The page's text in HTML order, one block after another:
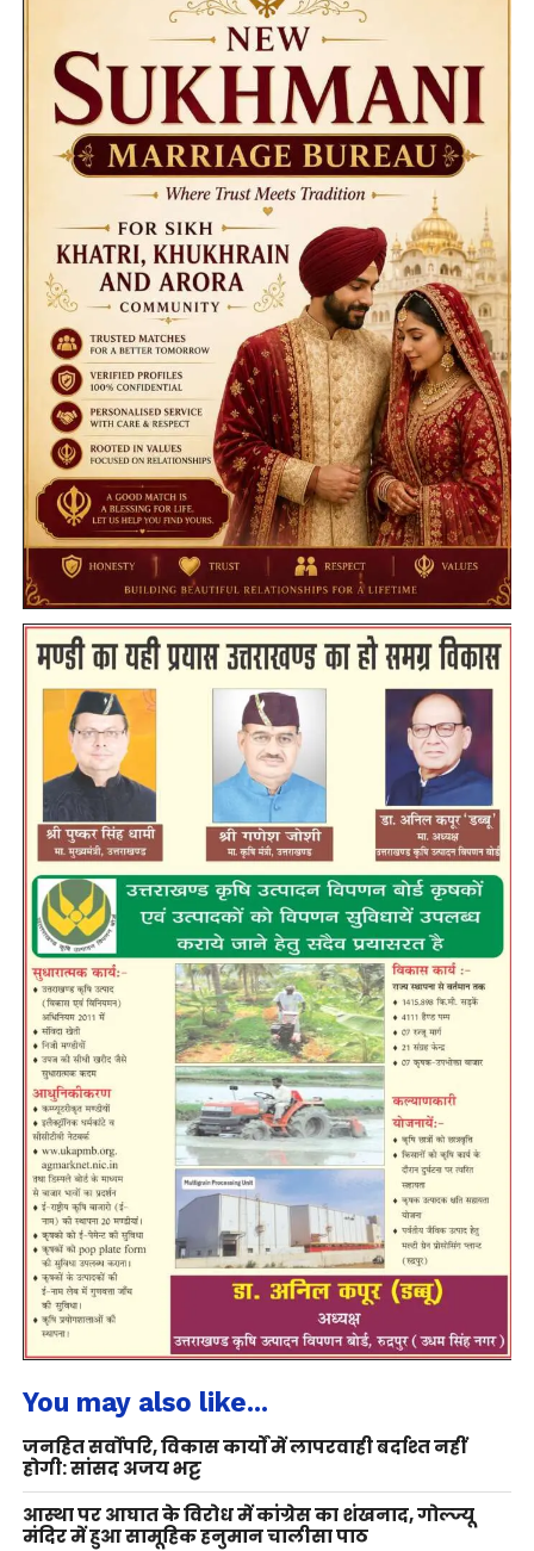
You may also like...
जनहित सर्वोपरि, विकास कार्यों में लापरवाही बर्दाश्त नहीं
होगी: सांसद अजय भट्ट
आस्था पर आघात के विरोध में कांग्रेस का शंखनाद, गोल्ज्यू
मंदिर में हुआ सामूहिक हनुमान चालीसा पाठ